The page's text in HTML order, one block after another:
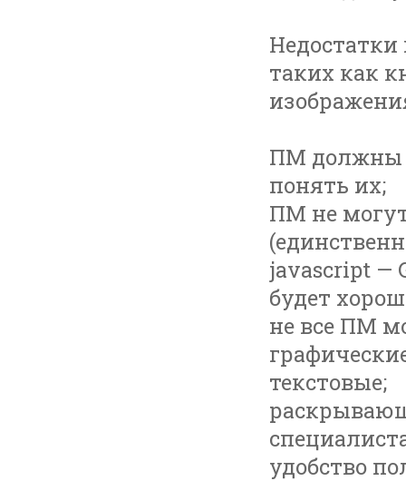
таких как
ПМ должны
понять их;
ПМ не
javascript —
будет
не все ПМ
текстовые;
удобство